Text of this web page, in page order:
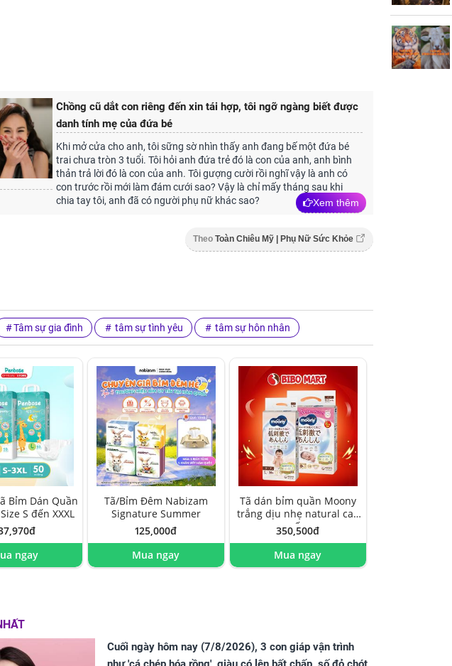
Chồng cũ dắt con riêng đến xin tái hợp, tôi ngỡ ngàng biết được
danh tính mẹ của đứa bé
Khi mở cửa cho anh, tôi sững sờ nhìn thấy anh đang bế một đứa bé
trai chưa tròn 3 tuổi. Tôi hỏi anh đứa trẻ đó là con của anh, anh bình
thản trả lời đó là con của anh. Tôi gượng cười rồi nghĩ vậy là anh có
con trước rồi mới làm đám cưới sao? Vậy là chỉ mấy tháng sau khi
chia tay tôi, anh đã có người phụ nữ khác sao?
Xem thêm
Theo Toàn Chiêu Mỹ | Phụ Nữ Sức Khỏe
Tâm sự gia đình tâm sự tình yêu tâm sự hôn nhân
Bỉm Dán Quần
S đến XXXL
ngay
Tã/Bỉm Đêm Nabizam
Signature Summer
125,000đ
Mua ngay
Tã dán bỉm quần Moony
trắng dịu nhẹ natural cao
cấp
350,500đ
Mua ngay
Cuối ngày hôm nay (7/8/2026), 3 con giáp vận trình